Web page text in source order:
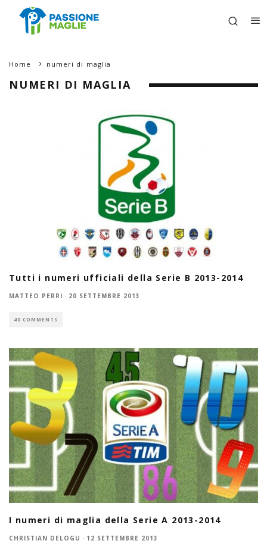
Home numeri di maglia
NUMERI DI MAGLIA
Tutti i numeri ufficiali della Serie B 2013-2014
MATTEO PERRI · 20 SETTEMBRE 2013
40 COMMENTS
I numeri di maglia della Serie A 2013-2014
CHRISTIAN DELOGU · 12 SETTEMBRE 2013